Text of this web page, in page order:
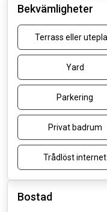
Bekvämligheter
Terrass eller
Yard
Parkering
Privat badrum
Trådlöst internet
Bostad